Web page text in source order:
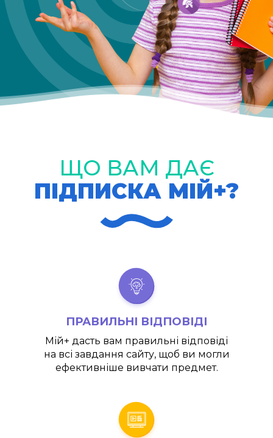
ЩО ВАМ ДАЄ
ПІДПИСКА МІЙ+?
ПРАВИЛЬНІ ВІДПОВІДІ
Мій+ дасть вам правильні відповіді
на всі завдання сайту, щоб ви могли
ефективніше вивчати предмет.